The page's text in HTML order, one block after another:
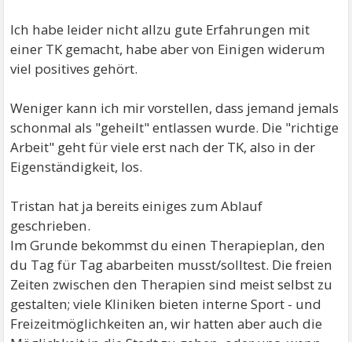
Ich habe leider nicht allzu gute Erfahrungen mit
einer TK gemacht, habe aber von Einigen widerum
viel positives gehört.
Weniger kann ich mir vorstellen, dass jemand jemals
schonmal als "geheilt" entlassen wurde. Die "richtige
Arbeit" geht für viele erst nach der TK, also in der
Eigenständigkeit, los.
Tristan hat ja bereits einiges zum Ablauf
geschrieben.
Im Grunde bekommst du einen Therapieplan, den
du Tag für Tag abarbeiten musst/solltest. Die freien
Zeiten zwischen den Therapien sind meist selbst zu
gestalten; viele Kliniken bieten interne Sport - und
Freizeitmöglichkeiten an, wir hatten aber auch die